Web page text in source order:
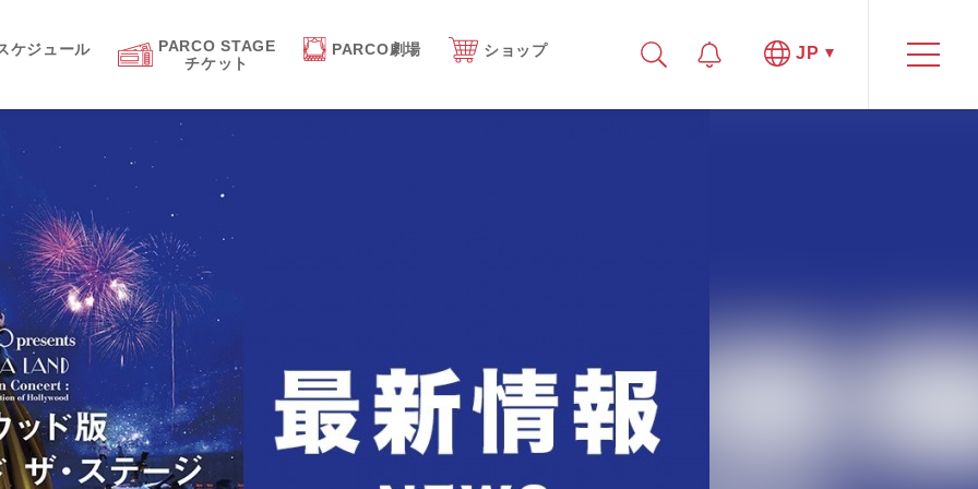
ケジュール
PARCO STAGE
チケット
PARCO劇場 ショップ JP